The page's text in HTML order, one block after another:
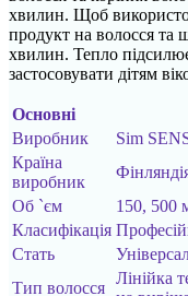
хвилин. Щоб
продукт на волосся та
хвилин. Тепло
застосовувати дітям
Основні
Виробник
Sim
Країна
виробник
Об `єм
150, 500
Класифікація
Стать
Тип волосся
Лінійка